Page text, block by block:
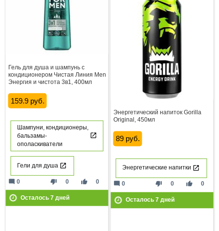
Гель для душа и шампунь с
кондиционером Чистая Линия Men
Энергия и чистота 3в1, 400мл
159.9 руб.
Шампуни, кондиционеры,
бальзамы-
ополаскиватели
Гели для душа
thumb_down 0 thumb_up 0
mode_comment 0
Осталось 7дней
Энергетический напиток Gorilla
Original, 450мл
89 руб.
Энергетические напитки
thumb_down 0 thumb_up 0
mode_comment 0
Осталось 7дней